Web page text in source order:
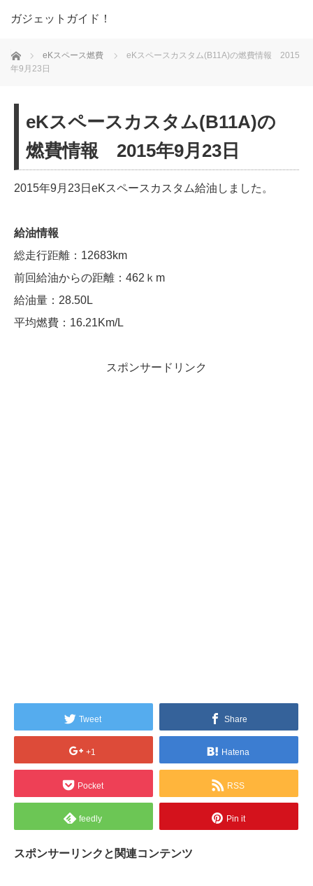
ガジェットガイド！
ホーム eKスペース燃費
eKスペースカスタム(B11A)の燃費情報 2015
年9月23日
eKスペースカスタム(B11A)の
燃費情報 2015年9月23日
2015年9月23日eKスペースカスタム給油しました。
給油情報
総走行距離：12683km
前回給油からの距離：462ｋm
給油量：28.50L
平均燃費：16.21Km/L
スポンサードリンク
Tweet Share
+1 Hatena
Pocket RSS
feedly Pin it
スポンサーリンクと関連コンテンツ